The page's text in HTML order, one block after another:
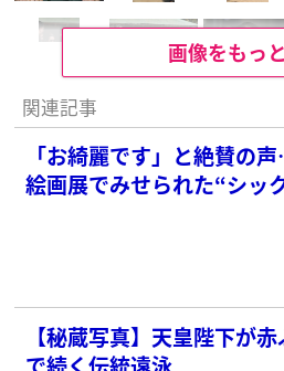
画像をもっ
関連記事
「お綺麗です」と絶賛
絵画展でみせられた“シッ
【秘蔵写真】天皇陛下が
で続く伝統遠泳